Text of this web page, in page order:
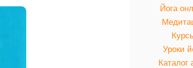
Йога
Уроки
Каталог